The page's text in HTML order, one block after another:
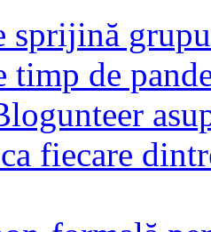
sprijină
timp de
fiecare